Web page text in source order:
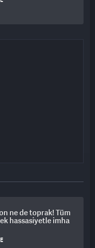
ne de toprak! Tüm
hassasiyetle imha